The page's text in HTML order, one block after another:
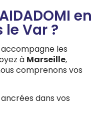
en
Var ?
accompagne les
à Marseille,
comprenons vos
dans vos